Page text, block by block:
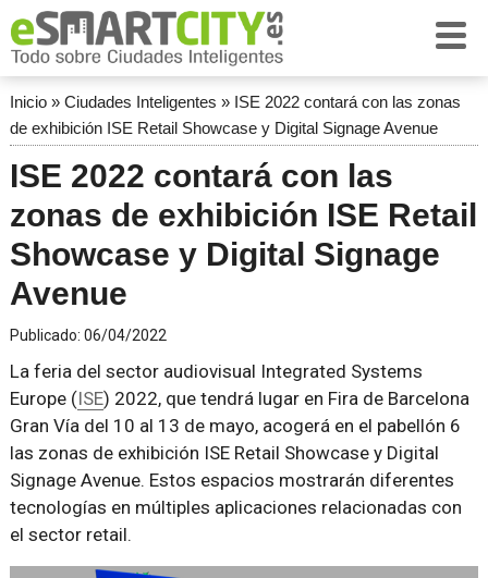
Inicio» Ciudades Inteligentes » ISE 2022 contará con las zonas
de exhibición ISE Retail Showcase y Digital Signage Avenue
ISE 2022 contará con las
zonas de exhibición ISE Retail
Showcase y Digital Signage
Avenue
Publicado: 06/04/2022
La feria del sector audiovisual Integrated Systems
Europe (ISE) 2022, que tendrá lugar en Fira de Barcelona
Gran Vía del 10 al 13 de mayo, acogerá en el pabellón 6
las zonas de exhibición ISE Retail Showcase y Digital
Signage Avenue. Estos espacios mostrarán diferentes
tecnologías en múltiples aplicaciones relacionadas con
el sector retail.